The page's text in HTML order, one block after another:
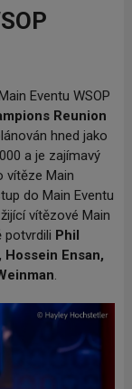
Eventu WSOP
Reunion
hned jako
a je zajímavý
vítěze Main
do Main Eventu
vítězové Main
potvrdili Phil
Ensan,
.